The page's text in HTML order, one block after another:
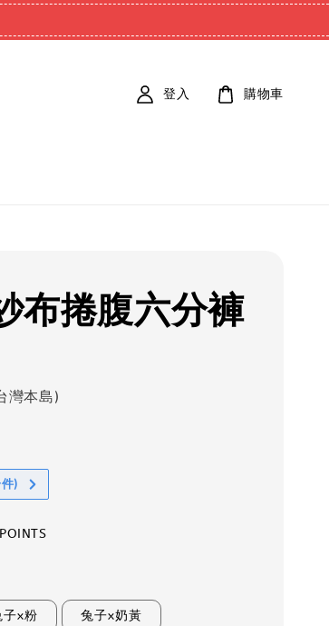
登入 購物車
布捲腹六分褲
灣本島)
)
子x粉 兔子x奶黃